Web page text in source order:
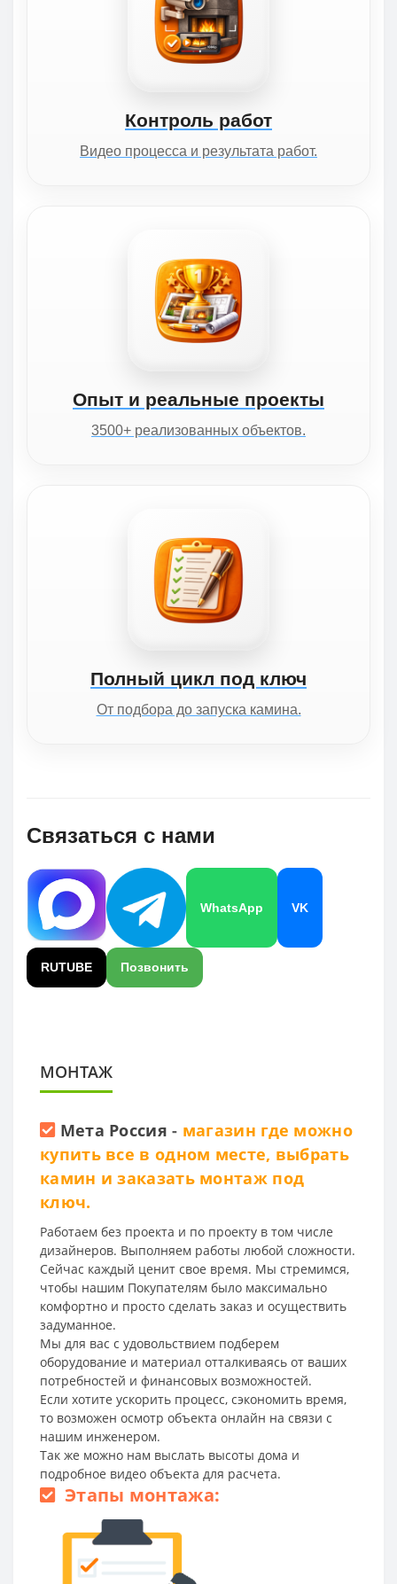
Контроль работ
Видео процесса и результата работ.
Опыт и реальные проекты
3500+ реализованных объектов.
Полный цикл под ключ
От подбора до запуска камина.
Связаться с нами
WhatsApp VK
RUTUBE Позвонить
МОНТАЖ
Мета Россия - магазин где можно
купить все в одном месте, выбрать
камин и заказать монтаж под
ключ.
Работаем без проекта и по проекту в том числе
дизайнеров. Выполняем работы любой сложности.
Сейчас каждый ценит свое время. Мы стремимся,
чтобы нашим Покупателям было максимально
комфортно и просто сделать заказ и осуществить
задуманное.
Мы для вас с удовольствием подберем
оборудование и материал отталкиваясь от ваших
потребностей и финансовых возможностей.
Если хотите ускорить процесс, сэкономить время,
то возможен осмотр объекта онлайн на связи с
нашим инженером.
Так же можно нам выслать высоты дома и
подробное видео объекта для расчета.
Этапы монтажа: